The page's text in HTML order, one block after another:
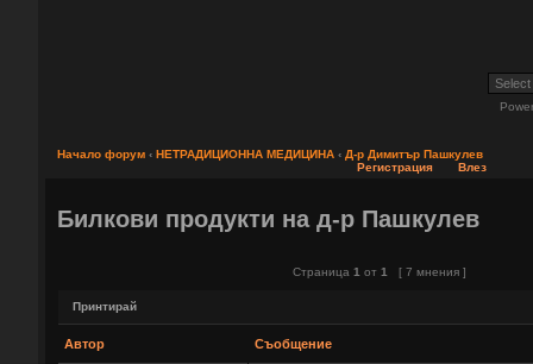
Начало форум ‹ НЕТРАДИЦИОННА МЕДИЦИНА ‹ Д-р Димитър Пашкулев
Регистрация
Влез
Билкови продукти на д-р Пашкулев
Страница 1 от 1 [ 7 мнения ]
Принтирай
Автор Съобщение